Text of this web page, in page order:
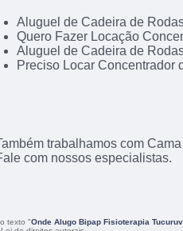
Aluguel de Cadeira de
Quero Fazer Locação
Aluguel de Cadeira de
Preciso Locar Concentrador
trabalhamos com
com nossos especialistas.
texto "Onde Alugo Bipap Fisioterapia